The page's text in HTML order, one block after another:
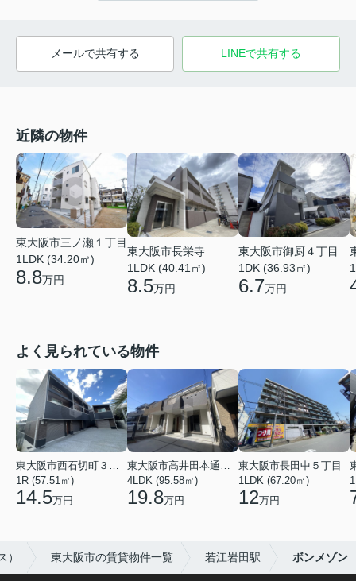
メールで共有する LINEで共有する
近隣の物件
東大阪市三ノ瀬１丁目
1LDK (34.20㎡)
8.8万円
東大阪市長栄寺
1LDK (40.41㎡)
8.5万円
東大阪市御厨４丁目
1DK (36.93㎡)
6.7万円
よく見られている物件
東大阪市西石切町３丁目
1R (57.51㎡)
14.5万円
東大阪市高井田本通２丁目
4LDK (95.58㎡)
19.8万円
東大阪市長田中５丁目
1LDK (67.20㎡)
12万円
東大阪市の賃貸物件一覧 若江岩田駅 ボンメゾン